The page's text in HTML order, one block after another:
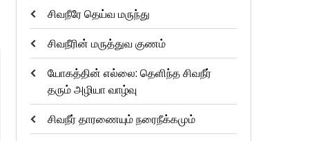
சிவநீரே தெய்வ மருந்து
சிவநீரின் மருத்துவ குணம்
யோகத்தின் எல்லை: தெளிந்த சிவநீர்
தரும் அழியா வாழ்வு
சிவநீர் தாரணையும் நரைநீக்கமும்